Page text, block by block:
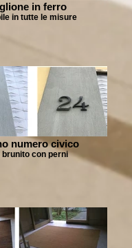
in ferro
in tutte le misure
numero civico
brunito con perni